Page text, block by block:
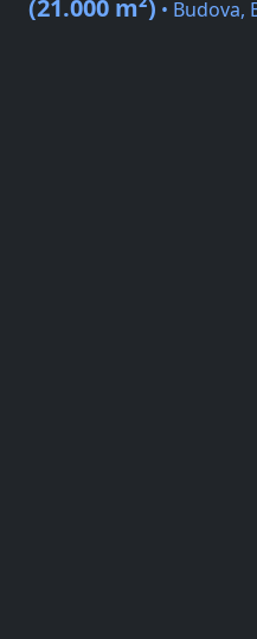
(21.000 m²) • Budova,